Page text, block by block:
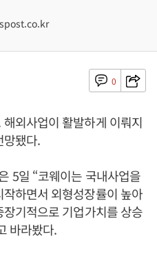
0
외사업이 활발하게 이뤄지
망됐다.
5일 “코웨이는 국내사업을
하면서 외형성장률이 높아
기적으로 기업가치를 상승
바라봤다.